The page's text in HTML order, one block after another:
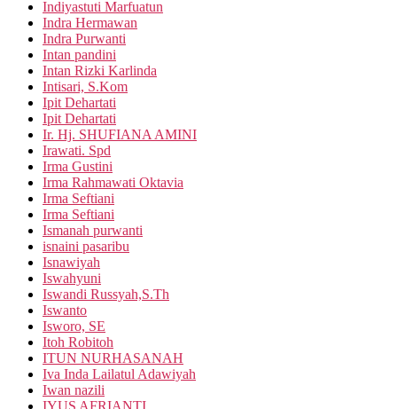
Indiyastuti Marfuatun
Indra Hermawan
Indra Purwanti
Intan pandini
Intan Rizki Karlinda
Intisari, S.Kom
Ipit Dehartati
Ipit Dehartati
Ir. Hj. SHUFIANA AMINI
Irawati. Spd
Irma Gustini
Irma Rahmawati Oktavia
Irma Seftiani
Irma Seftiani
Ismanah purwanti
isnaini pasaribu
Isnawiyah
Iswahyuni
Iswandi Russyah,S.Th
Iswanto
Isworo, SE
Itoh Robitoh
ITUN NURHASANAH
Iva Inda Lailatul Adawiyah
Iwan nazili
IYUS AFRIANTI